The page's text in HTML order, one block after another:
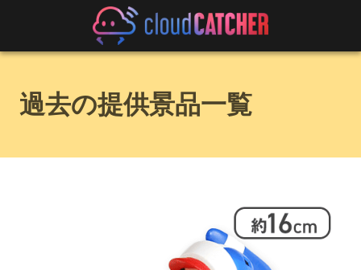
過去の提供景品一覧